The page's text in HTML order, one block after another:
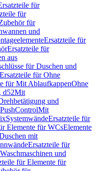
für
für
für
und
Ersatzteile für
Ersatzteile für
aus
für Duschen und
Ersatzteile für Ohne
für Mit AblaufkappenOhne
d52Mit
und
Mit
SystemwändeErsatzteile für
Elemente für WCsElemente
mit
Ersatzteile für
und
für Elemente für